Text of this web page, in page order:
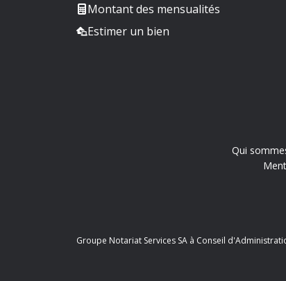
Montant des mensualités
Estimer un bien
Qui
Groupe Notariat Services SA à Conseil